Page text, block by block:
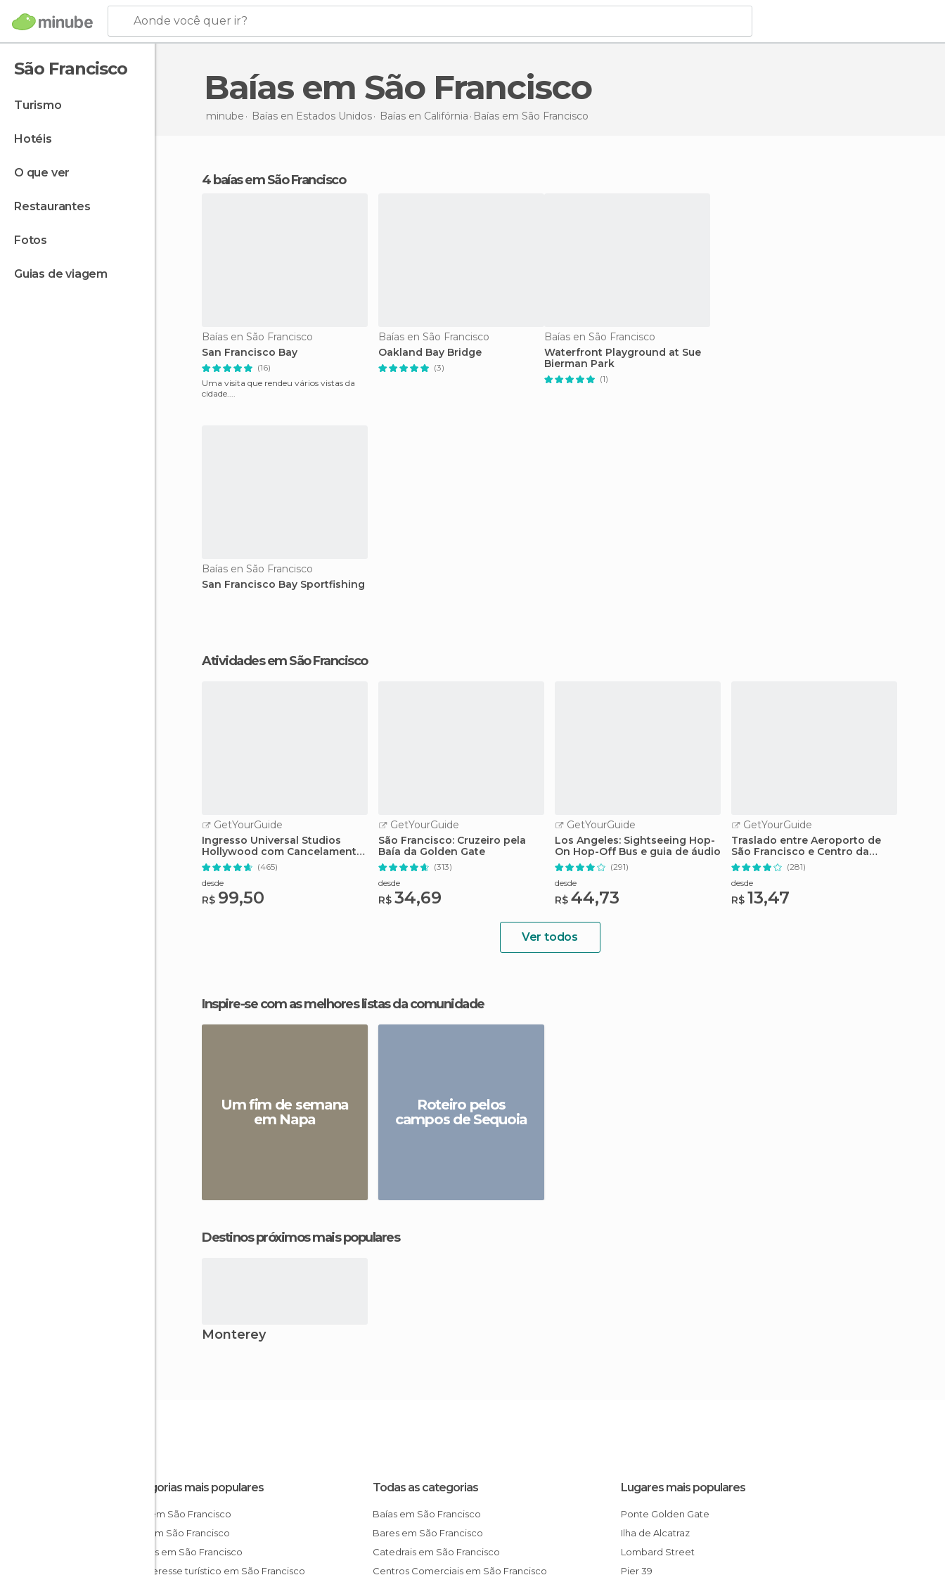
Aonde você quer ir?
São Francisco
turismo
hotéis
o que ver
restaurantes
fotos
guias de viagem
Baías em São Francisco
minube Baías en Estados Unidos Baías en Califórnia Baías em São Francisco
4 baías em São Francisco
Baías en São Francisco
San Francisco Bay
(16)
Uma visita que rendeu vários vistas da
cidade....
Baías en São Francisco
Oakland Bay Bridge
(3)
Baías en São Francisco
Waterfront Playground at Sue
Bierman Park
(1)
Baías en São Francisco
San Francisco Bay Sportfishing
Atividades em São Francisco
GetYourGuide
Ingresso Universal Studios
Hollywood com Cancelamento
Fácil
(465)
desde
R$ 99,50
GetYourGuide
São Francisco: Cruzeiro pela
Baía da Golden Gate
(313)
desde
R$ 34,69
GetYourGuide
Los Angeles: Sightseeing Hop-
On Hop-Off Bus e guia de áudio
(291)
desde
R$ 44,73
GetYourGuide
Traslado entre Aeroporto de
São Francisco e Centro da
Cidade
(281)
desde
R$ 13,47
Ver todos
Inspire-se com as melhores listas da comunidade
Um fim de semana
em Napa
Roteiro pelos
campos de Sequoia
Destinos próximos mais populares
Monterey
Categorias mais populares
Lojas em São Francisco
Ruas em São Francisco
Museus em São Francisco
De interesse turístico em São Francisco
Todas as categorias
Baías em São Francisco
Bares em São Francisco
Catedrais em São Francisco
Centros Comerciais em São Francisco
Lugares mais populares
Ponte Golden Gate
Ilha de Alcatraz
Lombard Street
Pier 39